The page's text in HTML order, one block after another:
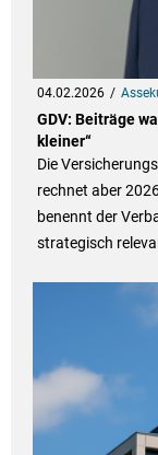
04.02.2026
GDV: Beiträge
kleiner“
Die
rechnet aber
benennt der
strategisch